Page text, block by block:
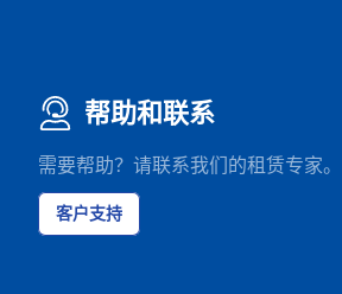
帮助和联系
需要帮助？请联系我们的租赁专家。
客户支持